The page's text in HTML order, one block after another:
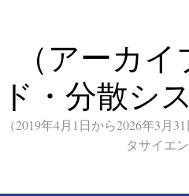
（アーカ
ド・分散シ
（2019年4月1日から2026年3月
タサイエ